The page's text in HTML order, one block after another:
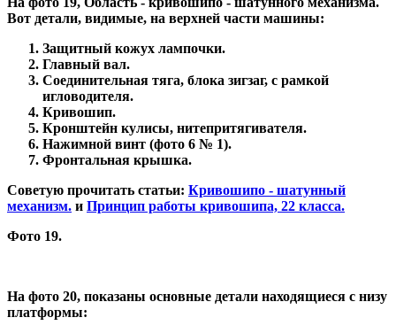
Вот детали, видимые, на верхней части машины:
Защитный кожух лампочки.
Главный вал.
Соединительная тяга, блока зигзаг, с рамкой
игловодителя.
Кривошип.
Кронштейн кулисы, нитепритягивателя.
Нажимной винт (фото 6 № 1).
Фронтальная крышка.
Советую прочитать статьи: Кривошипо - шатунный
механизм. и Принцип работы кривошипа, 22 класса.
Фото 19.
На фото 20, показаны основные детали находящиеся с низу
платформы: